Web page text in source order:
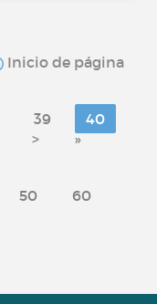
Inicio de página
39
40
> »
50 60